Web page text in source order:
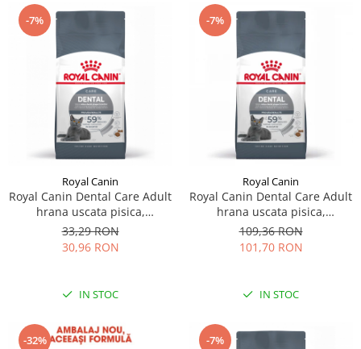
-7%
Royal Canin
Royal Canin Dental Care Adult
hrana uscata pisica,
reducerea formarii tartrului,
400 g
33,29 RON
30,96 RON
IN STOC
-7%
Royal Canin
Royal Canin Dental Care Adult
hrana uscata pisica,
reducerea formarii tartrului,
1.5 kg
109,36 RON
101,70 RON
IN STOC
-32% -7%